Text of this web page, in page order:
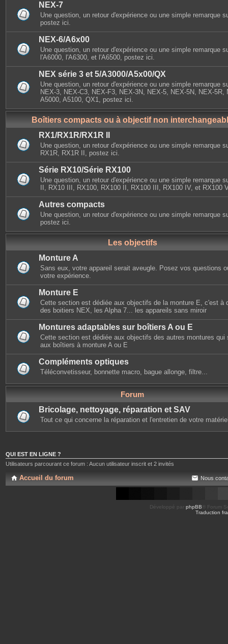
NEX-7
Une question, un retour d'expérience ou une simple remarque
postez ici.
NEX-6/A6x00
Une question, un retour d'expérience ou une simple remarque
l'A6000, l'A6300, et l'A6500, postez ici.
NEX série 3 et 5/A3000/A5x00/QX
Une question, un retour d'expérience ou une simple remarque
NEX-3, NEX-C3, NEX-F3, NEX-3N, NEX-5, NEX-5N, NEX-5R,
A5000, A5100, QX1, postez ici.
Boîtiers compacts ou à objectif non
RX1/RX1R/RX1R II
Une question, un retour d'expérience ou une simple remarque
RX1R, RX1R II, postez ici.
Série RX10/Série RX100
Une question, un retour d'expérience ou une simple remarque
II, RX10 III, RX100, RX100 II, RX100 III, RX100 IV, et RX100
Autres compacts
Une question, un retour d'expérience ou une simple remarque
postez ici.
Les objectifs
Monture A
Sans eux, votre appareil serait aveugle. Posez vos questions
votre expérience.
Monture E
Cette section est dédiée aux objectifs de la monture E, c'est à
des boitiers NEX, les Alpha 7... les appareils sans miroir
Montures adaptables sur boîtiers A ou E
Cette section est dédiée aux objectifs des autres montures qui
aux boîtiers à monture A ou E
Compléments optiques
Téléconvetisseur, bonnette macro, bague allonge, filtre...
Forum
Bricolage, nettoyage, réparation et SAV
Tout ce qui concerne la réparation et l'entretien de votre
QUI EST EN LIGNE ?
Utilisateurs parcourant ce forum : Aucun utilisateur inscrit et 2 invités
Accueil du forum Nous
Développé par phpBB ® Forum
Traduction